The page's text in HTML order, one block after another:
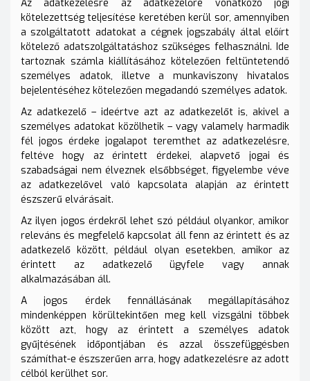
Az adatkezelésre az adatkezelőre vonatkozó jogi
kötelezettség teljesítése keretében kerül sor, amennyiben
a szolgáltatott adatokat a cégnek jogszabály által előírt
kötelező adatszolgáltatáshoz szükséges felhasználni. Ide
tartoznak számla kiállításához kötelezően feltüntetendő
személyes adatok, illetve a munkaviszony hivatalos
bejelentéséhez kötelezően megadandó személyes adatok.
Az adatkezelő – ideértve azt az adatkezelőt is, akivel a
személyes adatokat közölhetik – vagy valamely harmadik
fél jogos érdeke jogalapot teremthet az adatkezelésre,
feltéve hogy az érintett érdekei, alapvető jogai és
szabadságai nem élveznek elsőbbséget, figyelembe véve
az adatkezelővel való kapcsolata alapján az érintett
észszerű elvárásait.
Az ilyen jogos érdekről lehet szó például olyankor, amikor
releváns és megfelelő kapcsolat áll fenn az érintett és az
adatkezelő között, például olyan esetekben, amikor az
érintett az adatkezelő ügyfele vagy annak
alkalmazásában áll.
A jogos érdek fennállásának megállapításához
mindenképpen körültekintően meg kell vizsgálni többek
között azt, hogy az érintett a személyes adatok
gyűjtésének időpontjában és azzal összefüggésben
számíthat-e észszerűen arra, hogy adatkezelésre az adott
célból kerülhet sor.